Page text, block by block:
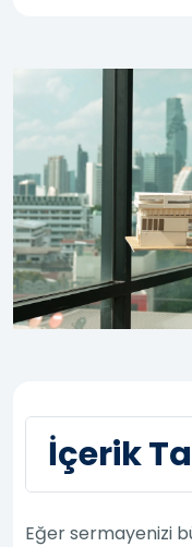
İçerik
Eğer sermayenizi